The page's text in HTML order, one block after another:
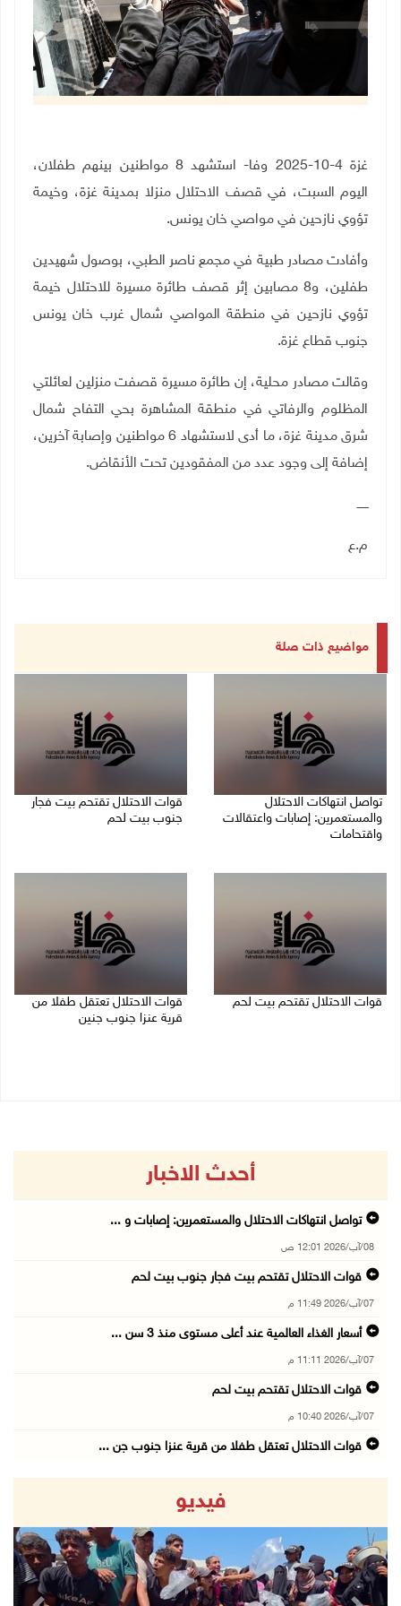
غزة 4-10-2025 وفا- استشهد 8 مواطنين بينهم طفلان،
اليوم السبت، في قصف الاحتلال منزلا بمدينة غزة، وخيمة
تؤوي نازحين في مواصي خان يونس.
وأفادت مصادر طبية في مجمع ناصر الطبي، بوصول شهيدين
طفلين، و8 مصابين إثر قصف طائرة مسيرة للاحتلال خيمة
تؤوي نازحين في منطقة المواصي شمال غرب خان يونس
جنوب قطاع غزة.
وقالت مصادر محلية، إن طائرة مسيرة قصفت منزلين لعائلتي
المظلوم والرفاتي في منطقة المشاهرة بحي التفاح شمال
شرق مدينة غزة، ما أدى لاستشهاد 6 مواطنين وإصابة آخرين،
إضافة إلى وجود عدد من المفقودين تحت الأنقاض.
ــــــ
م.ع
مواضيع ذات صلة
تواصل انتهاكات الاحتلال
والمستعمرين: إصابات واعتقالات
واقتحامات
قوات الاحتلال تقتحم بيت فجار
جنوب بيت لحم
قوات الاحتلال تقتحم بيت لحم
قوات الاحتلال تعتقل طفلا من
قرية عنزا جنوب جنين
أحدث الاخبار
تواصل انتهاكات الاحتلال والمستعمرين: إصابات و ...
08/آب/2026 12:01 ص
قوات الاحتلال تقتحم بيت فجار جنوب بيت لحم
07/آب/2026 11:49 م
أسعار الغذاء العالمية عند أعلى مستوى منذ 3 سن ...
07/آب/2026 11:11 م
قوات الاحتلال تقتحم بيت لحم
07/آب/2026 10:40 م
قوات الاحتلال تعتقل طفلا من قرية عنزا جنوب جن ...
قوات الاحتلال تغلق مداخل يعبد جنوب غرب جنين
07/آب/2026 10:15 م
الاحتلال يعيق تنقل المواطنين ويقتحم بلدات شرق ...
07/آب/2026 08:52 م
فيديو